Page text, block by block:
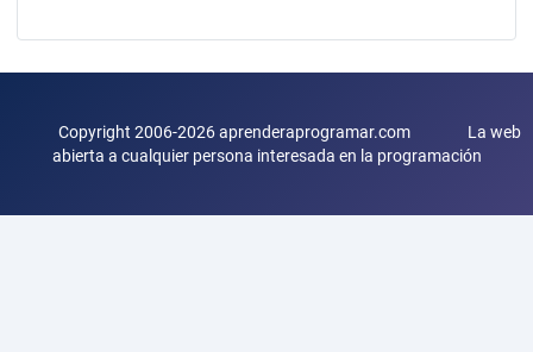
Copyright 2006-2026 aprenderaprogramar.com La web
abierta a cualquier persona interesada en la programación